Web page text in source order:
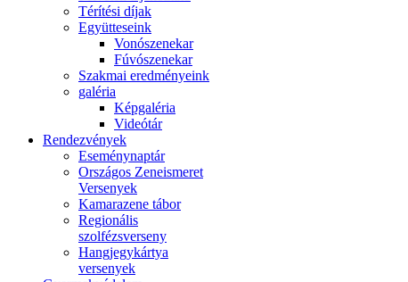
Térítési díjak
Együtteseink
Vonószenekar
Fúvószenekar
Szakmai eredményeink
galéria
Képgaléria
Videótár
Rendezvények
Eseménynaptár
Országos Zeneismeret
Versenyek
Kamarazene tábor
Regionális
szolfézsverseny
Hangjegykártya
versenyek